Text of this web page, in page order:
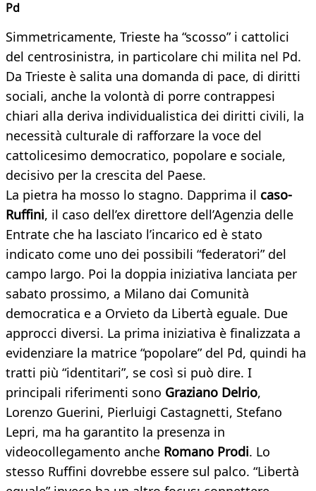
Pd
Simmetricamente, Trieste ha “scosso” i cattolici
del centrosinistra, in particolare chi milita nel Pd.
Da Trieste è salita una domanda di pace, di diritti
sociali, anche la volontà di porre contrappesi
chiari alla deriva individualistica dei diritti civili, la
necessità culturale di rafforzare la voce del
cattolicesimo democratico, popolare e sociale,
decisivo per la crescita del Paese.
La pietra ha mosso lo stagno. Dapprima il caso-
Ruffini, il caso dell’ex direttore dell’Agenzia delle
Entrate che ha lasciato l’incarico ed è stato
indicato come uno dei possibili “federatori” del
campo largo. Poi la doppia iniziativa lanciata per
sabato prossimo, a Milano dai Comunità
democratica e a Orvieto da Libertà eguale. Due
approcci diversi. La prima iniziativa è finalizzata a
evidenziare la matrice “popolare” del Pd, quindi ha
tratti più “identitari”, se così si può dire. I
principali riferimenti sono Graziano Delrio,
Lorenzo Guerini, Pierluigi Castagnetti, Stefano
Lepri, ma ha garantito la presenza in
videocollegamento anche Romano Prodi. Lo
stesso Ruffini dovrebbe essere sul palco. “Libertà